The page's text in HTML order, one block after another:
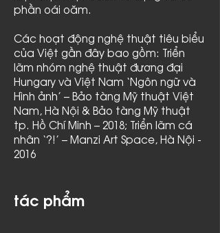
phần oái oăm.
Các hoạt động nghệ thuật tiêu biểu
của Việt gần đây bao gồm: Triển
lãm nhóm nghệ thuật đương đại
Hungary và Việt Nam ‘Ngôn ngữ và
Hình ảnh’ – Bảo tàng Mỹ thuật Việt
Nam, Hà Nội & Bảo tàng Mỹ thuật
tp. Hồ Chí Minh – 2018; Triển lãm cá
nhân ‘?!’ – Manzi Art Space, Hà Nội -
2016
tác phẩm